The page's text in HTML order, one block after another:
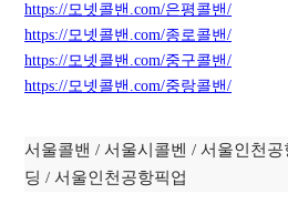
https://모넷콜밴.com/은평콜밴/
https://모넷콜밴.com/종로콜밴/
https://모넷콜밴.com/중구콜밴/
https://모넷콜밴.com/중랑콜밴/
서울콜밴 / 서울시콜벤 / 서울인천
딩 / 서울인천공항픽업